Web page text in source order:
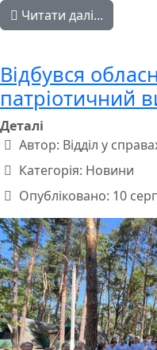
Читати далі...
Відбувся
патріотичний
Деталі
Автор: Відділ у
Категорія: Новини
Опубліковано: 10